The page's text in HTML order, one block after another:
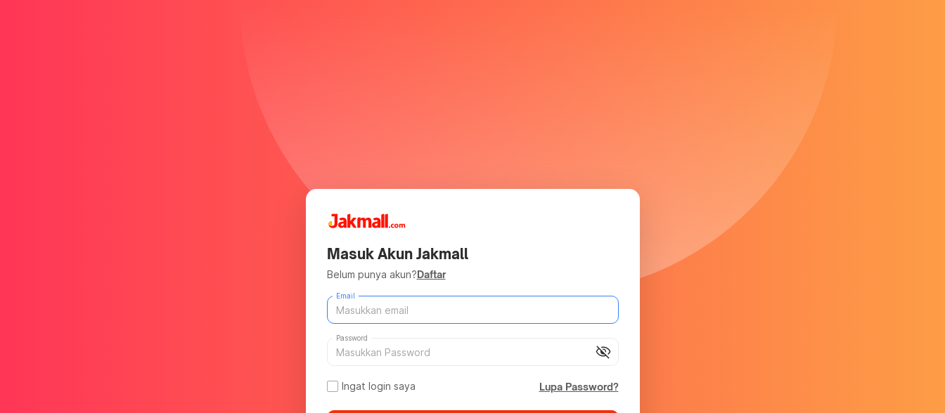
Masuk Akun Jakmall
Belum punya akun?Daftar
Email
visibility_off
Password
Ingat login saya Lupa Password?